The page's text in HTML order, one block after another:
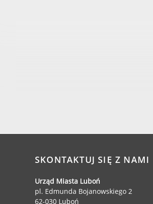
SKONTAKTUJ SIĘ Z NAMI
Urząd Miasta Luboń
pl. Edmunda Bojanowskiego 2
62-030 Luboń